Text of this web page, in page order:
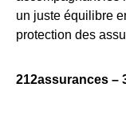
un juste équilibre
protection des
212assurances –